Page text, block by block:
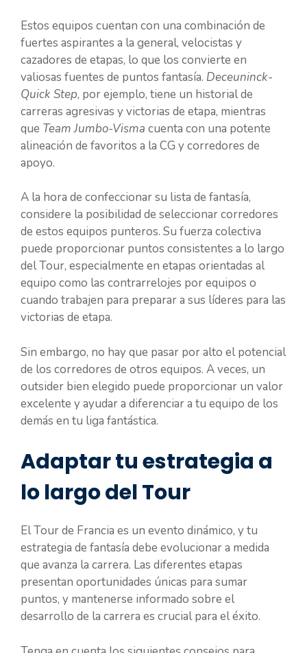
Estos equipos cuentan con una combinación de
fuertes aspirantes a la general, velocistas y
cazadores de etapas, lo que los convierte en
valiosas fuentes de puntos fantasía. Deceuninck-
Quick Step, por ejemplo, tiene un historial de
carreras agresivas y victorias de etapa, mientras
que Team Jumbo-Visma cuenta con una potente
alineación de favoritos a la CG y corredores de
apoyo.
A la hora de confeccionar su lista de fantasía,
considere la posibilidad de seleccionar corredores
de estos equipos punteros. Su fuerza colectiva
puede proporcionar puntos consistentes a lo largo
del Tour, especialmente en etapas orientadas al
equipo como las contrarrelojes por equipos o
cuando trabajen para preparar a sus líderes para las
victorias de etapa.
Sin embargo, no hay que pasar por alto el potencial
de los corredores de otros equipos. A veces, un
outsider bien elegido puede proporcionar un valor
excelente y ayudar a diferenciar a tu equipo de los
demás en tu liga fantástica.
Adaptar tu estrategia a
lo largo del Tour
El Tour de Francia es un evento dinámico, y tu
estrategia de fantasía debe evolucionar a medida
que avanza la carrera. Las diferentes etapas
presentan oportunidades únicas para sumar
puntos, y mantenerse informado sobre el
desarrollo de la carrera es crucial para el éxito.